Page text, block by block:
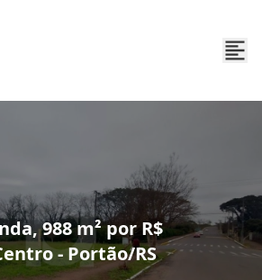
988 m² por R$
- Portão/RS